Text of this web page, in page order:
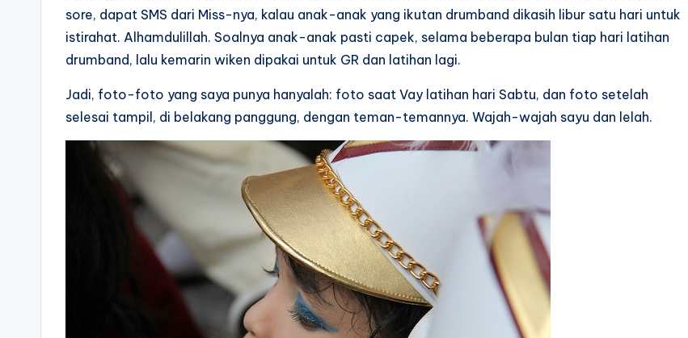
sore, dapat SMS dari Miss-nya, kalau anak-anak yang ikutan drumband dikasih libur satu hari untuk
istirahat. Alhamdulillah. Soalnya anak-anak pasti capek, selama beberapa bulan tiap hari latihan
drumband, lalu kemarin wiken dipakai untuk GR dan latihan lagi.
Jadi, foto-foto yang saya punya hanyalah: foto saat Vay latihan hari Sabtu, dan foto setelah
selesai tampil, di belakang panggung, dengan teman-temannya. Wajah-wajah sayu dan lelah.